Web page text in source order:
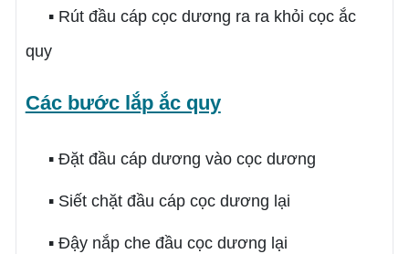
▪ Rút đầu cáp cọc dương ra ra khỏi cọc ắc
quy
Các bước lắp ắc quy
▪ Đặt đầu cáp dương vào cọc dương
▪ Siết chặt đầu cáp cọc dương lại
▪ Đậy nắp che đầu cọc dương lại